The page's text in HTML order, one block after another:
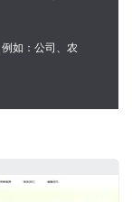
如：公司、农